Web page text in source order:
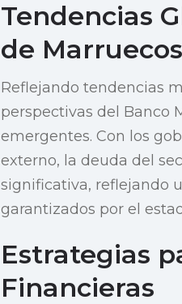
Tendencias
de Marruecos
Reflejando tendencias
perspectivas del Banco
emergentes. Con los
externo, la deuda del
significativa, reflejando
garantizados por el
Estrategias
Financieras